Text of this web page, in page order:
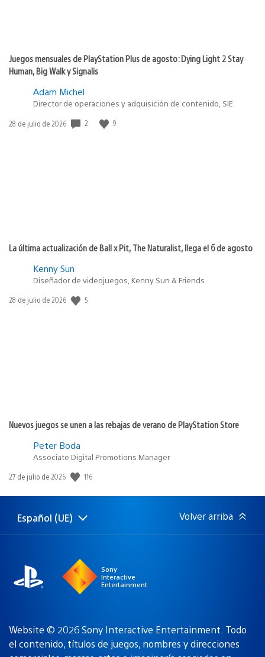
Juegos mensuales de PlayStation Plus de agosto: Dying Light 2 Stay
Human, Big Walk y Signalis
Adam Michel
Director de operaciones y adquisición de contenido, SIE
Fecha
28 de julio de 2026 2 9
La última actualización de Ball x Pit, The Naturalist, llega el 6 de agosto
Kenny Sun
Diseñador de videojuegos, Kenny Sun & Friends
Fecha
28 de julio de 2026 5
Nuevos juegos se unen a las rebajas de verano de PlayStation Store
Peter Boda
Associate Digital Promotions Manager
Fecha
publicación:
27 de julio de 2026 116
Selecciona
una
Región
actual:
Español (UE) Volver arriba
Sony
Interactive
Entertainment
Website © 2026 Sony Interactive Entertainment. Todo
el contenido, títulos de juegos, nombres y direcciones